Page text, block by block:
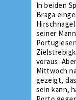
In beiden
Braga
seiner
voraus.
Mittwoch
gezeigt,
sein kann,